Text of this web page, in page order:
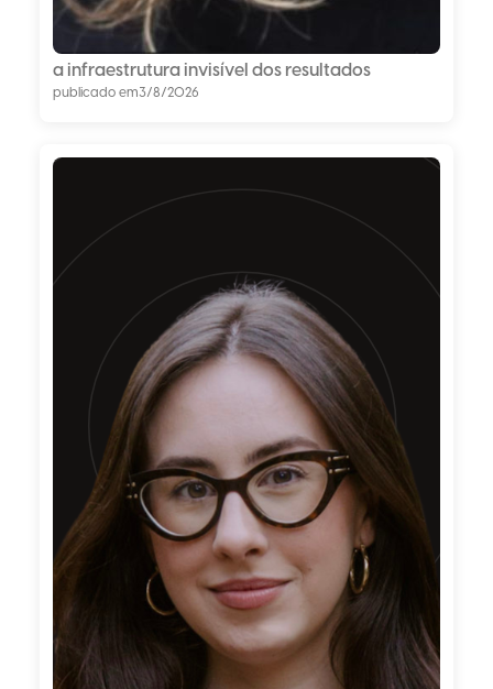
a infraestrutura invisível dos resultados
publicado em3/8/2026